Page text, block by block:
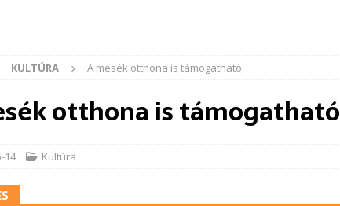
KULTÚRA A mesék otthona is támogatható
otthona is támogatható
14 Kultúra